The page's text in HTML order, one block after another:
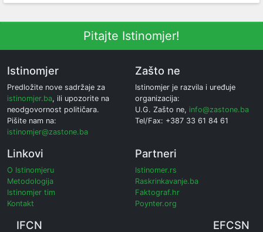
Pitajte Istinomjer!
Istinomjer
Predložite nove sadržaje za
istinomjer.ba, ili upozorite na
neodgovornost političara.
Pišite nam na:
istinomjer@zastone.ba
Zašto ne
Istinomjer je razvila i uređuje
organizacija:
U.G. Zašto ne, info@zastone.ba
Tel/Fax: +387 33 61 84 61
Linkovi
O Istinomjeru
Metodologija
Istinomjer tim
Kontakt
Partneri
Istinomer.rs
Raskrinkavanje.ba
Faktograf.hr
Poynter.org
IFCN EFCSN